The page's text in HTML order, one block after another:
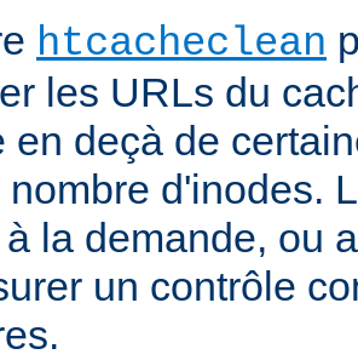
htcacheclean
les URLs du
en deçà de
nombre d'inodes.
la demande, ou
un contrôle